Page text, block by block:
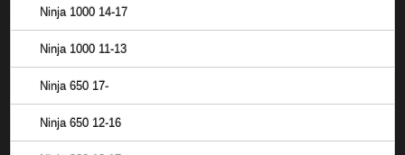
Ninja 1000 14-17
Ninja 1000 11-13
Ninja 650 17-
Ninja 650 12-16